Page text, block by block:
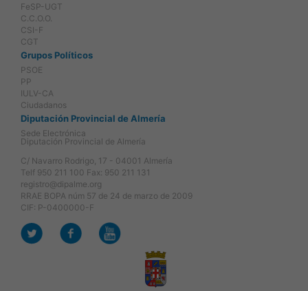
FeSP-UGT
C.C.O.O.
CSI-F
CGT
Grupos Políticos
PSOE
PP
IULV-CA
Ciudadanos
Diputación Provincial de Almería
Sede Electrónica
Diputación Provincial de Almería
C/ Navarro Rodrigo, 17 - 04001 Almería
Telf 950 211 100 Fax: 950 211 131
registro@dipalme.org
RRAE BOPA núm 57 de 24 de marzo de 2009
CIF: P-0400000-F